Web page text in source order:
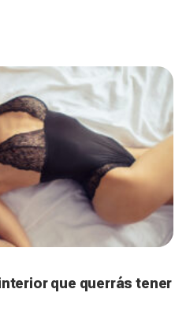
que querrás tener